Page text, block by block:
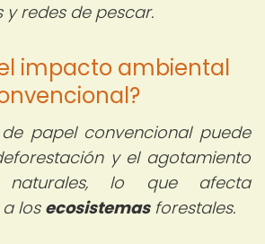
y redes de pescar.
impacto ambiental
papel convencional puede
y el agotamiento
naturales, lo que afecta
los ecosistemasforestales.